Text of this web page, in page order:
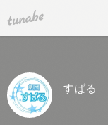
tuna.be
すばる